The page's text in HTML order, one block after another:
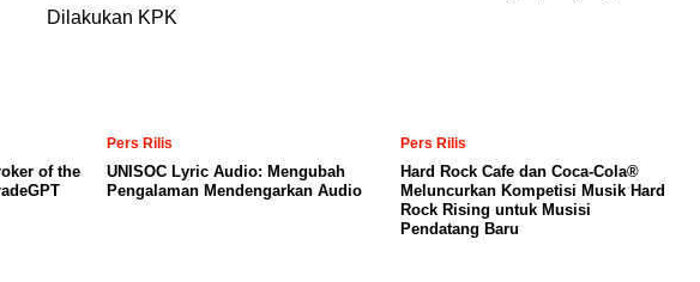
Dilakukan KPK
of the
Pers Rilis
UNISOC Lyric Audio: Mengubah
Pengalaman Mendengarkan Audio
Pers Rilis
Hard Rock Cafe dan Coca-Cola®
Meluncurkan Kompetisi Musik Hard
Rock Rising untuk Musisi
Pendatang Baru